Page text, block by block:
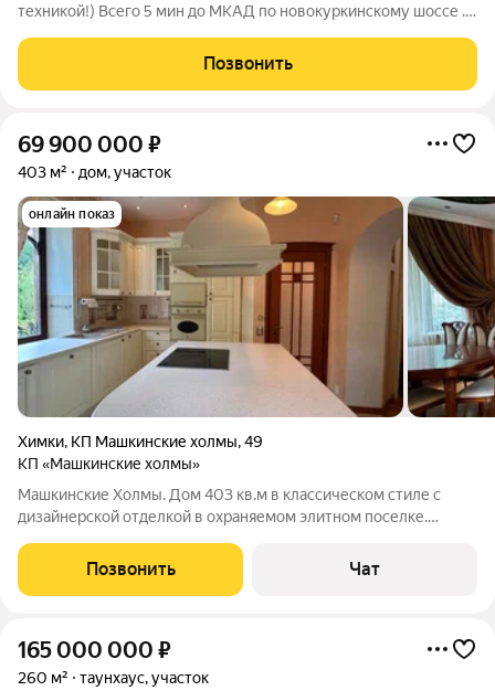
техникой!) Всего 5 мин до МКАД по новокуркинскому шоссе .
предложениям. Почему это идеальный вариант? Готов для
Позвонить
69 900 000 ₽
403 м² дом, участок
онлайн показ
Химки, КП Машкинские холмы,49
КП «Машкинские холмы»
Машкинские Холмы. Дом 403 кв.м в классическом стиле с
дизайнерской отделкой в охраняемом элитном поселке.
детской спортивной площадкой. Система кондиционирования,
камин, бассейн, сауна,
Позвонить Чат
165 000 000 ₽
260 м² таунхаус, участок